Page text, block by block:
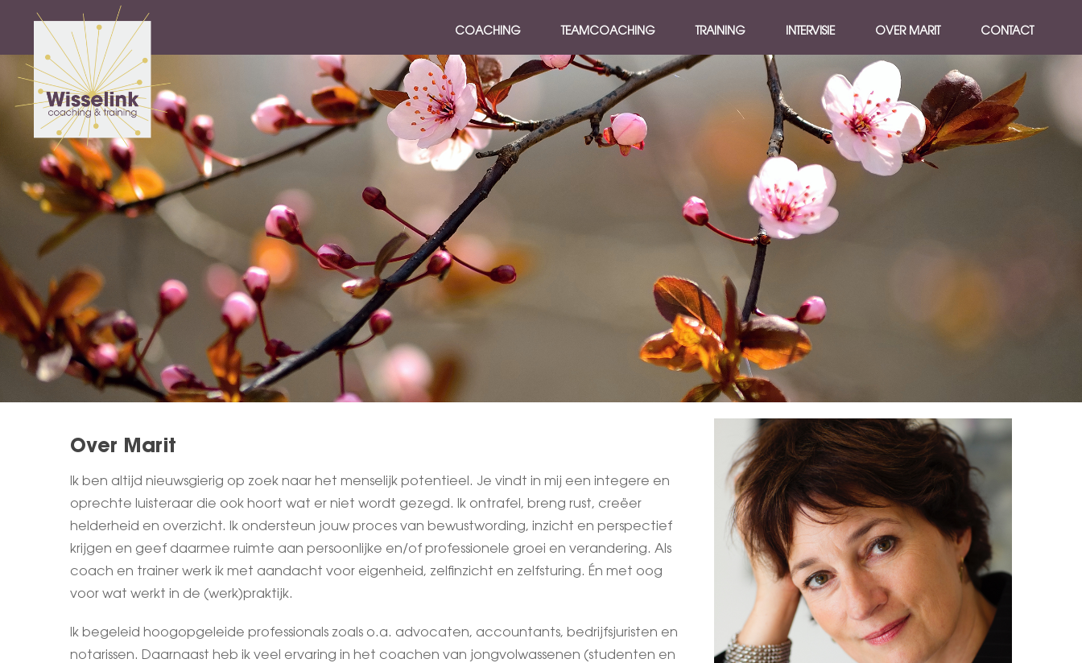
COACHING TEAMCOACHING TRAINING INTERVISIE OVER MARIT CONTACT
Over Marit
Ik ben altijd nieuwsgierig op zoek naar het menselijk potentieel. Je vindt in mij een integere en
oprechte luisteraar die ook hoort wat er niet wordt gezegd. Ik ontrafel, breng rust, creëer
helderheid en overzicht. Ik ondersteun jouw proces van bewustwording, inzicht en perspectief
krijgen en geef daarmee ruimte aan persoonlijke en/of professionele groei en verandering. Als
coach en trainer werk ik met aandacht voor eigenheid, zelfinzicht en zelfsturing. Én met oog
voor wat werkt in de (werk)praktijk.
Ik begeleid hoogopgeleide professionals zoals o.a. advocaten, accountants, bedrijfsjuristen en
notarissen. Daarnaast heb ik veel ervaring in het coachen van jongvolwassenen (studenten en